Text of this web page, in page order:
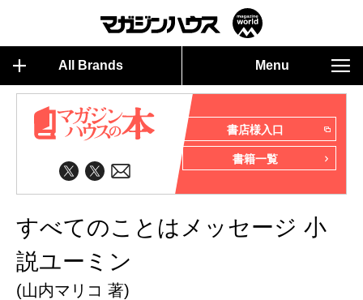
All Brands Menu
書店様入口
書籍一覧
すべてのことはメッセージ 小
説ユーミン
(山内マリコ 著)